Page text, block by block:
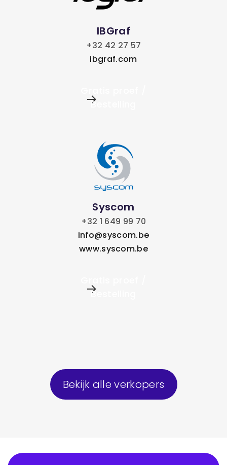
IBGraf
+32 42 27 57
ibgraf.com
Bestelling
Syscom
+32 1 649 99 70
info@syscom.be
www.syscom.be
Bestelling
Bekijk alle verkopers